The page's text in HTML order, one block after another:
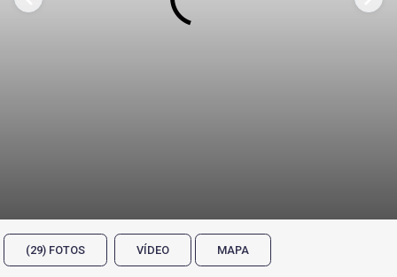
(29) FOTOS VÍDEO MAPA